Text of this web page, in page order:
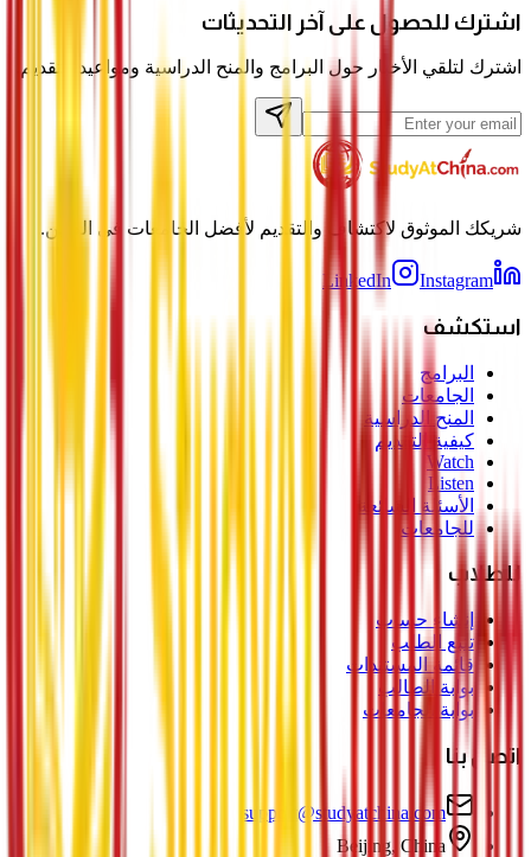
اشترك للحصول على آخر التحديثات
اشترك لتلقي الأخبار حول البرامج والمنح الدراسية ومواعيد التقديم.
شريكك الموثوق لاكتشاف والتقديم لأفضل الجامعات في الصين.
LinkedIn Instagram
استكشف
البرامج
الجامعات
المنح الدراسية
كيفية التقديم
Watch
Listen
الأسئلة الشائعة
للجامعات
للطلاب
إنشاء حساب
تتبع الطلب
قائمة المستندات
بوابة الطالب
بوابة الجامعات
اتصل بنا
support@studyatchina.com
Beijing, China